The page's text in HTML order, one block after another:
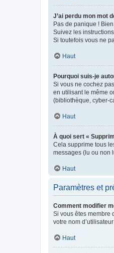
J’ai perdu mon mot
Pas de panique !
Suivez les
Si toutefois vous ne
Haut
Pourquoi suis-je
Si vous ne cochez
en utilisant le même
(bibliothèque, cyber-
Haut
À quoi sert «
Cela supprime tous
messages (lu ou non
Haut
Paramètres et
Comment modifier
Si vous êtes membre
votre nom
Haut